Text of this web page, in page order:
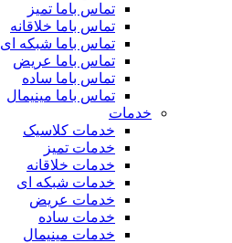
تماس باما تمیز
تماس باما خلاقانه
تماس باما شبکه ای
تماس باما عریض
تماس باما ساده
تماس باما مینیمال
خدمات
خدمات کلاسیک
خدمات تمیز
خدمات خلاقانه
خدمات شبکه ای
خدمات عریض
خدمات ساده
خدمات مینیمال